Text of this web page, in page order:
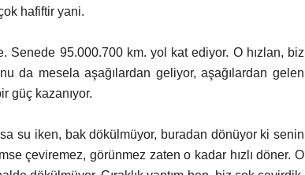
hafiftir yani.
Senede 95.000.700 km. yol kat ediyor. O hızlan, biz
da mesela aşağılardan geliyor, aşağılardan gelen
güç kazanıyor.
su iken, bak dökülmüyor, buradan dönüyor ki senin
çeviremez, görünmez zaten o kadar hızlı döner. O